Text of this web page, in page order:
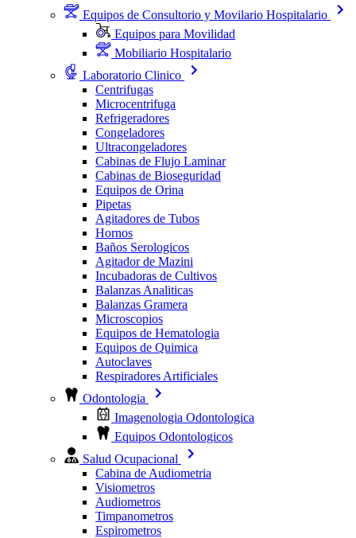
Equipos de Consultorio y Movilario Hospitalario
Equipos para Movilidad
Mobiliario Hospitalario
Laboratorio Clinico
Centrifugas
Microcentrifuga
Refrigeradores
Congeladores
Ultracongeladores
Cabinas de Flujo Laminar
Cabinas de Bioseguridad
Equipos de Orina
Pipetas
Agitadores de Tubos
Hornos
Baños Serologicos
Agitador de Mazini
Incubadoras de Cultivos
Balanzas Analiticas
Balanzas Gramera
Microscopios
Equipos de Hematologia
Equipos de Quimica
Autoclaves
Respiradores Artificiales
Odontologia
Imagenologia Odontologica
Equipos Odontologicos
Salud Ocupacional
Cabina de Audiometria
Visiometros
Audiometros
Timpanometros
Espirometros